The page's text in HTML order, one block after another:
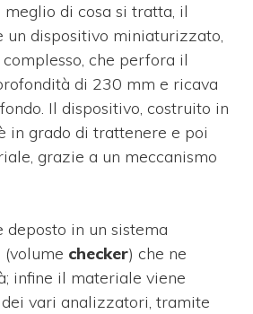
di cosa si tratta, il
un dispositivo miniaturizzato,
che perfora il
di 230 mm e ricava
Il dispositivo, costruito in
in grado di trattenere e poi
grazie a un meccanismo
deposto in un sistema
checker) che ne
infine il materiale viene
dei vari analizzatori, tramite